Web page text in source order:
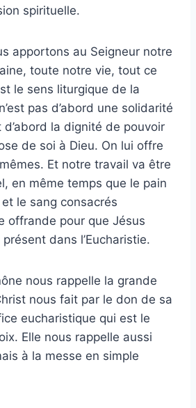
spirituelle.
apportons au Seigneur notre
toute notre vie, tout ce
le sens liturgique de la
pas d’abord une solidarité
d’abord la dignité de pouvoir
de soi à Dieu. On lui offre
Et notre travail va être
en même temps que le pain
le sang consacrés
offrande pour que Jésus
dans l’Eucharistie.
nous rappelle la grande
nous fait par le don de sa
eucharistique qui est le
Elle nous rappelle aussi
à la messe en simple